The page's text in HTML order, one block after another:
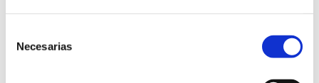
Necesarias
Esta pieza se sirve desmontada para su mejor
fotos de la galería un archivo PDF con las instrucciones
de montaje. Diseñamos los muebles teniendo en cuenta